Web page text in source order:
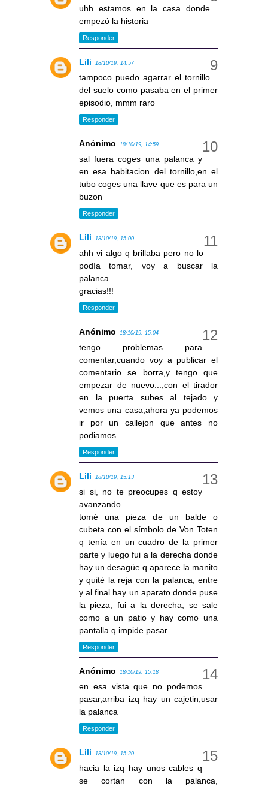
uhh estamos en la casa donde
empezó la historia
Responder
Lili 18/10/19, 14:57
tampoco puedo agarrar el tornillo
del suelo como pasaba en el primer
episodio, mmm raro
Responder
Anónimo 18/10/19, 14:59
sal fuera coges una palanca y
en esa habitacion del tornillo,en el
tubo coges una llave que es para un
buzon
Responder
Lili 18/10/19, 15:00
ahh vi algo q brillaba pero no lo
podía tomar, voy a buscar la
palanca
gracias!!!
Responder
Anónimo 18/10/19, 15:04
tengo problemas para
comentar,cuando voy a publicar el
comentario se borra,y tengo que
empezar de nuevo...,con el tirador
en la puerta subes al tejado y
vemos una casa,ahora ya podemos
ir por un callejon que antes no
podiamos
Responder
Lili 18/10/19, 15:13
si si, no te preocupes q estoy
avanzando
tomé una pieza de un balde o
cubeta con el símbolo de Von Toten
q tenía en un cuadro de la primer
parte y luego fui a la derecha donde
hay un desagüe q aparece la manito
y quité la reja con la palanca, entre
y al final hay un aparato donde puse
la pieza, fui a la derecha, se sale
como a un patio y hay como una
pantalla q impide pasar
Responder
Anónimo 18/10/19, 15:18
en esa vista que no podemos
pasar,arriba izq hay un cajetin,usar
la palanca
Responder
Lili 18/10/19, 15:20
hacia la izq hay unos cables q
se cortan con la palanca,